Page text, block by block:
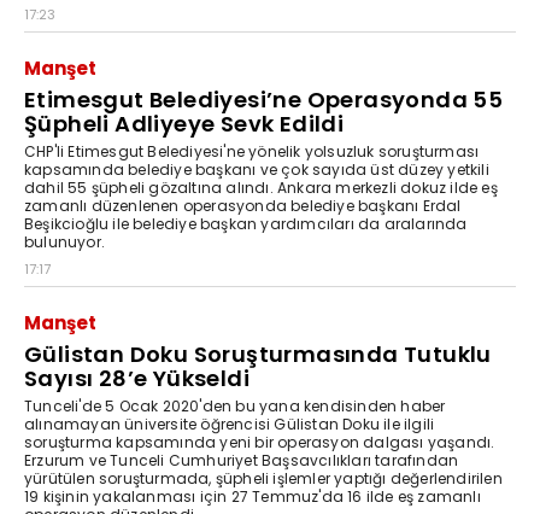
17:23
Manşet
Etimesgut Belediyesi’ne Operasyonda 55
Şüpheli Adliyeye Sevk Edildi
CHP'li Etimesgut Belediyesi'ne yönelik yolsuzluk soruşturması
kapsamında belediye başkanı ve çok sayıda üst düzey yetkili
dahil 55 şüpheli gözaltına alındı. Ankara merkezli dokuz ilde eş
zamanlı düzenlenen operasyonda belediye başkanı Erdal
Beşikcioğlu ile belediye başkan yardımcıları da aralarında
bulunuyor.
17:17
Manşet
Gülistan Doku Soruşturmasında Tutuklu
Sayısı 28’e Yükseldi
Tunceli'de 5 Ocak 2020'den bu yana kendisinden haber
alınamayan üniversite öğrencisi Gülistan Doku ile ilgili
soruşturma kapsamında yeni bir operasyon dalgası yaşandı.
Erzurum ve Tunceli Cumhuriyet Başsavcılıkları tarafından
yürütülen soruşturmada, şüpheli işlemler yaptığı değerlendirilen
19 kişinin yakalanması için 27 Temmuz'da 16 ilde eş zamanlı